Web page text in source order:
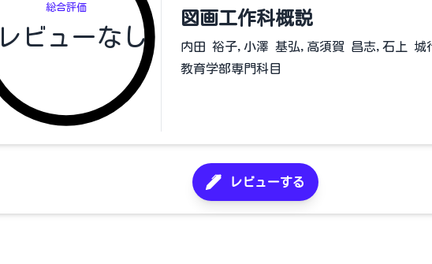
総合評価
レビューなし
図画工作科概説
内田 裕子,小澤 基弘,高須賀 昌志,石上 城
教育学部専門科目
レビューする